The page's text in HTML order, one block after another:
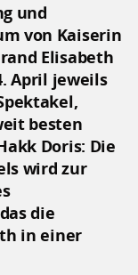
und
von Kaiserin
Elisabeth
April jeweils
besten
Doris: Die
wird zur
die
in einer